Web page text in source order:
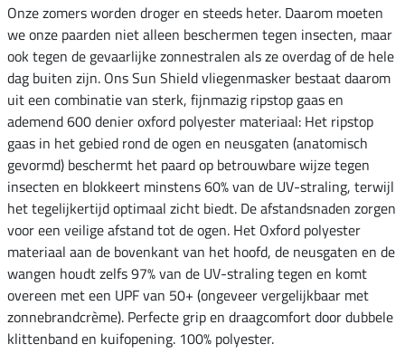
Onze zomers worden droger en steeds heter. Daarom moeten
we onze paarden niet alleen beschermen tegen insecten, maar
ook tegen de gevaarlijke zonnestralen als ze overdag of de hele
dag buiten zijn. Ons Sun Shield vliegenmasker bestaat daarom
uit een combinatie van sterk, fijnmazig ripstop gaas en
ademend 600 denier oxford polyester materiaal: Het ripstop
gaas in het gebied rond de ogen en neusgaten (anatomisch
gevormd) beschermt het paard op betrouwbare wijze tegen
insecten en blokkeert minstens 60% van de UV-straling, terwijl
het tegelijkertijd optimaal zicht biedt. De afstandsnaden zorgen
voor een veilige afstand tot de ogen. Het Oxford polyester
materiaal aan de bovenkant van het hoofd, de neusgaten en de
wangen houdt zelfs 97% van de UV-straling tegen en komt
overeen met een UPF van 50+ (ongeveer vergelijkbaar met
zonnebrandcrème). Perfecte grip en draagcomfort door dubbele
klittenband en kuifopening. 100% polyester.